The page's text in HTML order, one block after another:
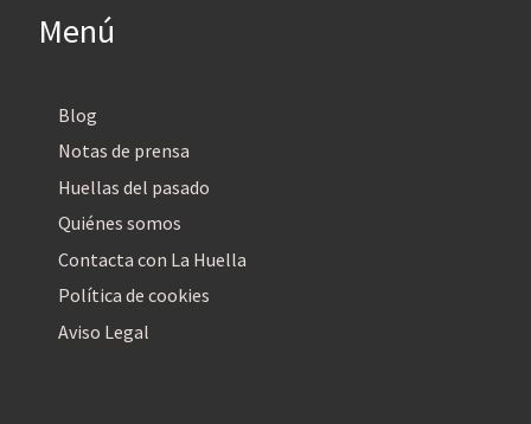
Menú
Blog
Notas de prensa
Huellas del pasado
Quiénes somos
Contacta con La Huella
Política de cookies
Aviso Legal